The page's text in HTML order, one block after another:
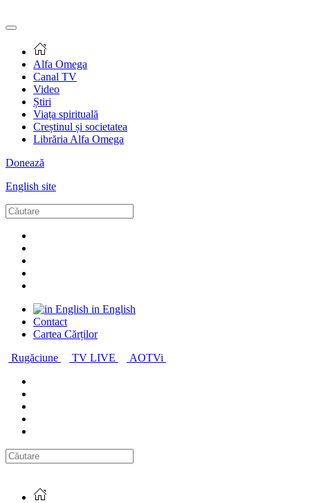
Alfa Omega
Canal TV
Video
Știri
Viața spirituală
Creștinul și societatea
Librăria Alfa Omega
Donează
English site
in English
Contact
Cartea Cărților
Rugăciune
TV LIVE AOTVi